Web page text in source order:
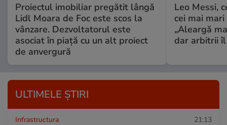
Proiectul imobiliar pregătit lângă
Lidl Moara de Foc este scos la
vânzare. Dezvoltatorul este
asociat în piață cu un alt proiect
de anvergură
Leo Messi,
cei mai
„Aleargă
dar arbitrii îl
ULTIMELE ȘTIRI
Infrastructura 21:13